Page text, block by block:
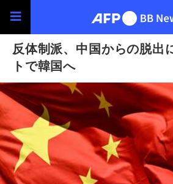
反体制派、中国からの脱出
トで韓国へ